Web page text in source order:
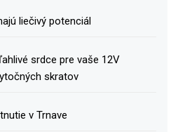
liečivý potenciál
srdce pre vaše 12V
skratov
v Trnave